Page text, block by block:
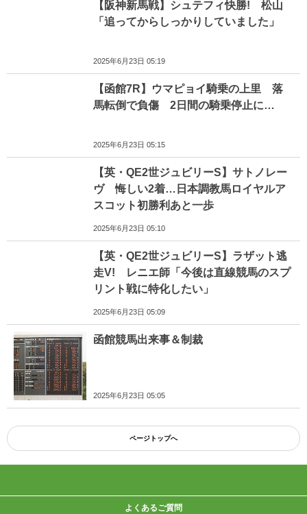
【阪神新馬戦】シュテフィ快勝! 松山
「追ってからしっかりしていました」
2025年6月23日 05:19
【函館7R】ウマピョイ騎乗の上里 落
馬転倒で負傷 2日間の騎乗停止に…
2025年6月23日 05:15
【英・QE2世ジュビリーS】サトノレー
ヴ 悔しい2着…日本調教馬ロイヤルア
スコット初勝利あと一歩
2025年6月23日 05:10
【英・QE2世ジュビリーS】ラザット逃
走V! レニエ師「今後は直線競馬のスプ
リント戦に特化したい」
2025年6月23日 05:09
函館競馬出来事＆制裁
2025年6月23日 05:05
ページトップへ
よくあるご質問